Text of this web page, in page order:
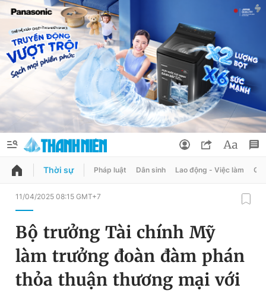
QUẢNG CÁO
Chuyên mục
Chuyên mục khác
Đổi mật khẩu
Tin đã lưu
Thời sự Pháp luật Dân sinh Lao động - Việc làm
11/04/2025 08:15 GMT+7
Bộ trưởng Tài chính Mỹ
làm trưởng đoàn đàm phán
thỏa thuận thương mại với